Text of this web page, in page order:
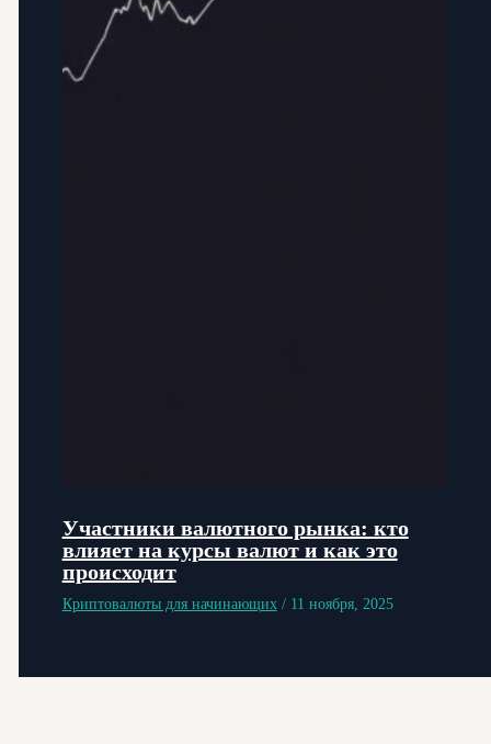
Участники валютного рынка: кто
влияет на курсы валют и как это
происходит
Криптовалюты для начинающих/ 11 ноября, 2025